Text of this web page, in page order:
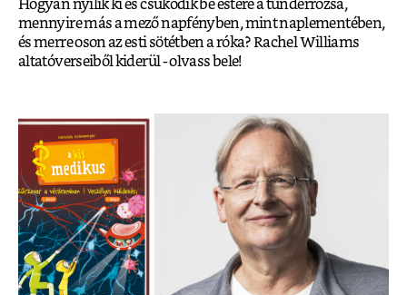
Hogyan nyílik ki és csukódik be estére a tündérrózsa,
mennyire más a mező napfényben, mint naplementében,
és merre oson az esti sötétben a róka? Rachel Williams
altatóverseiből kiderül - olvass bele!